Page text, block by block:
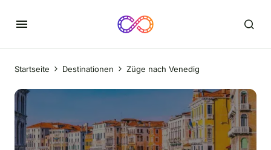
Startseite Destinationen Züge nach Venedig